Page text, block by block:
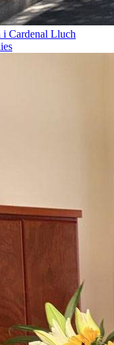
i Cardenal Lluch